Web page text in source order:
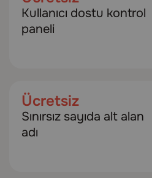
Kullanıcı dostu kontrol
paneli
Ücretsiz
Sınırsız sayıda alt alan
adı